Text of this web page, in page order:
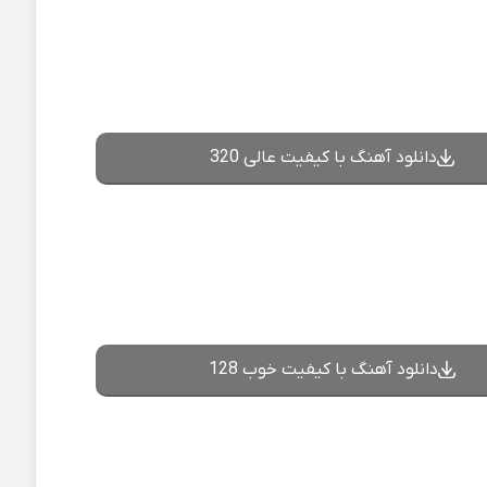
دانلود آهنگ با کیفیت عالی 320
دانلود آهنگ با کیفیت خوب 128